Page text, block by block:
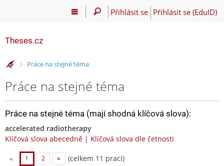
Přihlásit se Přihlásit se (EduID)
Theses.cz
>Práce na stejné téma
Práce na stejné téma
Práce na stejné téma (mají shodná klíčová slova):
accelerated radiotherapy
Klíčová slova abecedně | Klíčová slova dle četnosti
« 1 2 » (celkem 11 prací)